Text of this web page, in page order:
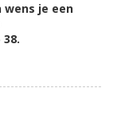
wens je een
38.